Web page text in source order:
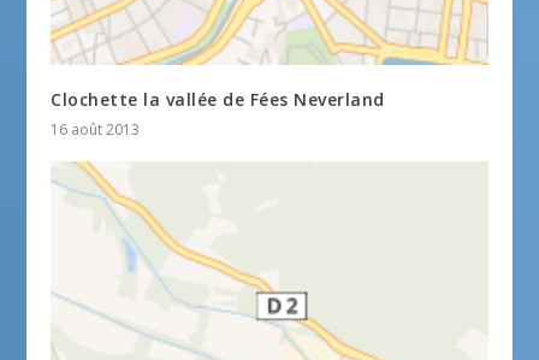
Clochette la vallée de Fées Neverland
16 août 2013